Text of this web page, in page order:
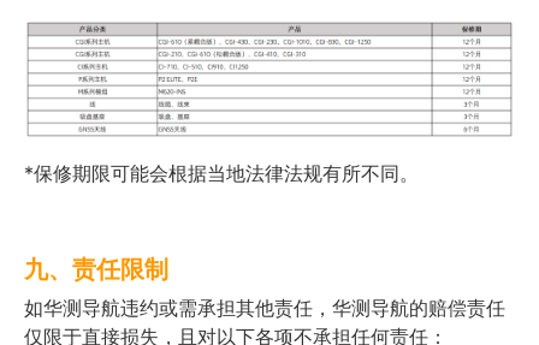
*保修期限可能会根据当地法律法规有所不同。
九、责任限制
如华测导航违约或需承担其他责任，华测导航的赔偿责任
仅限于直接损失，且对以下各项不承担任何责任：